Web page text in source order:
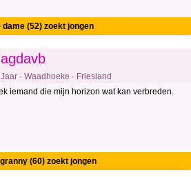
dame (52) zoekt jongen
· Waadhoeke · Friesland
iemand die mijn horizon wat kan verbreden.
(60) zoekt jongen